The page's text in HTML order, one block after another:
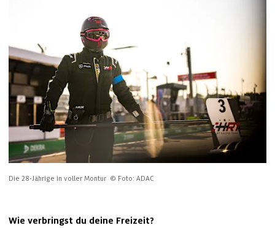
Die 28-Jährige in voller Montur © Foto: ADAC
Wie verbringst du deine Freizeit?